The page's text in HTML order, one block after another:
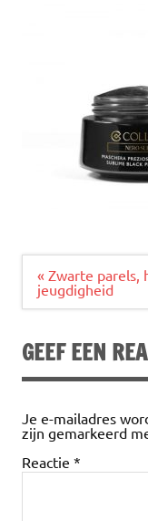
Bericht
navigatie
« Zwarte parels,
jeugdigheid
GEEF EEN
Je e-mailadres
zijn gemarkeerd
Reactie *